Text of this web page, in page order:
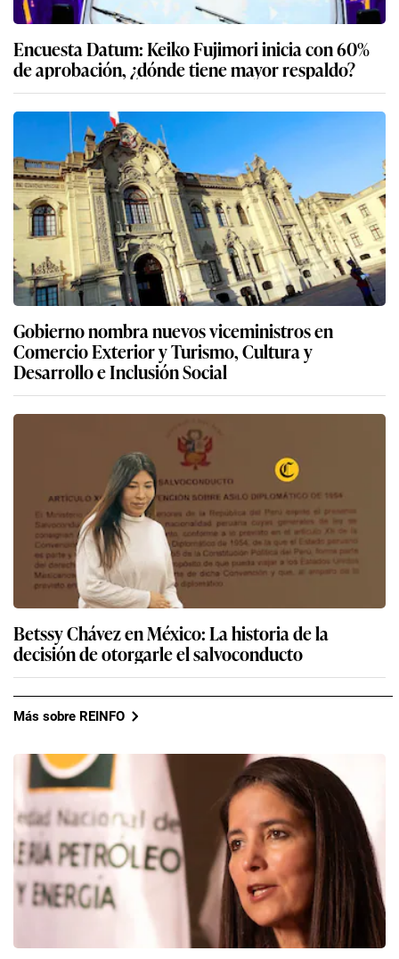
Encuesta Datum: Keiko Fujimori inicia con 60%
de aprobación, ¿dónde tiene mayor respaldo?
Gobierno nombra nuevos viceministros en
Comercio Exterior y Turismo, Cultura y
Desarrollo e Inclusión Social
Betssy Chávez en México: La historia de la
decisión de otorgarle el salvoconducto
Más sobre REINFO